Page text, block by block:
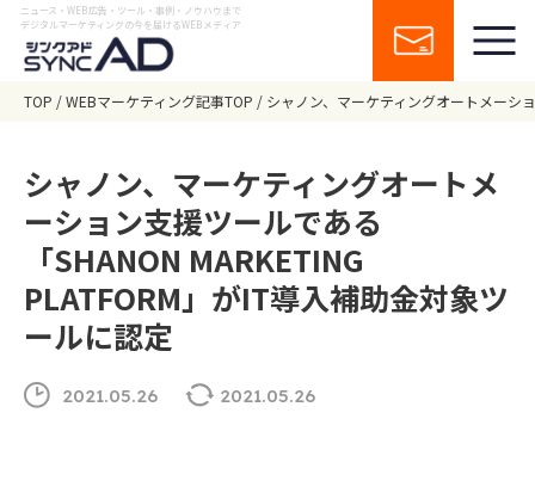
ニュース・WEB広告・ツール・事例・ノウハウまで
デジタルマーケティングの今を届けるWEBメディア
TOP WEBマーケティング記事TOP シャノン、マーケティングオートメーシ
シャノン、マーケティングオートメ
ーション支援ツールである
「SHANON MARKETING
PLATFORM」がIT導入補助金対象ツ
ールに認定
2021.05.26 2021.05.26